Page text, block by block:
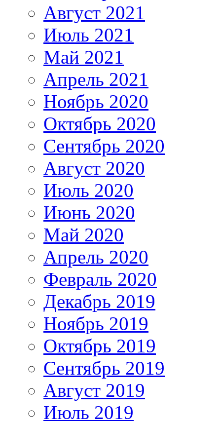
Август 2021
Июль 2021
Май 2021
Апрель 2021
Ноябрь 2020
Октябрь 2020
Сентябрь 2020
Август 2020
Июль 2020
Июнь 2020
Май 2020
Апрель 2020
Февраль 2020
Декабрь 2019
Ноябрь 2019
Октябрь 2019
Сентябрь 2019
Август 2019
Июль 2019